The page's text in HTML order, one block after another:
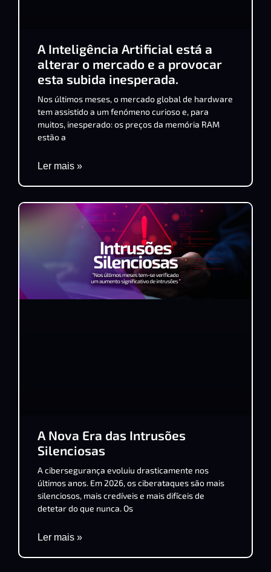
A Inteligência Artificial está a
alterar o mercado e a provocar
esta subida inesperada.
Nos últimos meses, o mercado global de hardware
tem assistido a um fenómeno curioso e, para
muitos, inesperado: os preços da memória RAM
estão a
Ler mais »
A Nova Era das Intrusões
Silenciosas
A cibersegurança evoluiu drasticamente nos
últimos anos. Em 2026, os ciberataques são mais
silenciosos, mais credíveis e mais difíceis de
detetar do que nunca. Os
Ler mais »